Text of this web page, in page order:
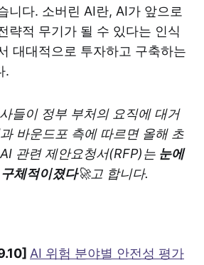
니다. 소버린 AI란, AI가 앞으로
략적 무기가 될 수 있다는 인식
대대적으로 투자하고 구축하는
.
들이 정부 부처의 요직에 대거
바운드포 측에 따르면 올해 초
관련 제안요청서(RFP)는 눈에
체적이졌다🚀고 합니다.
AI 위험 분야별 안전성 평가